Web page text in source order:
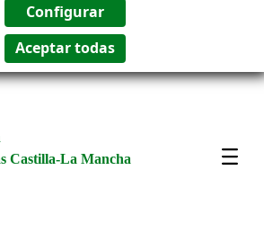
Castilla-La Mancha